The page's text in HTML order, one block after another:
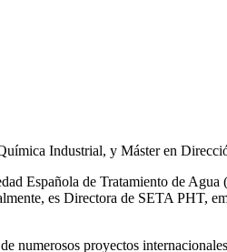
Industrial, y Máster en
Española de Tratamiento de
es Directora de SETA PHT,
numerosos proyectos